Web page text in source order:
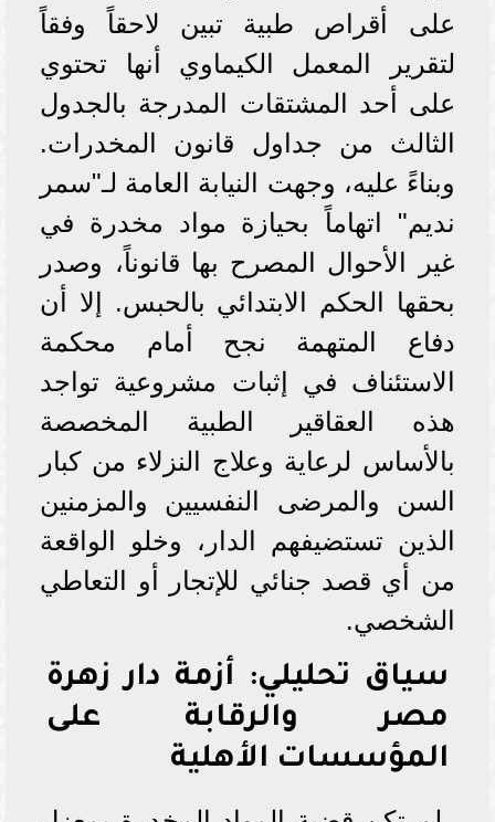
على أقراص طبية تبين لاحقاً وفقاً
لتقرير المعمل الكيماوي أنها تحتوي
على أحد المشتقات المدرجة بالجدول
الثالث من جداول قانون المخدرات.
وبناءً عليه، وجهت النيابة العامة لـ"سمر
نديم" اتهاماً بحيازة مواد مخدرة في
غير الأحوال المصرح بها قانوناً، وصدر
بحقها الحكم الابتدائي بالحبس. إلا أن
دفاع المتهمة نجح أمام محكمة
الاستئناف في إثبات مشروعية تواجد
هذه العقاقير الطبية المخصصة
بالأساس لرعاية وعلاج النزلاء من كبار
السن والمرضى النفسيين والمزمنين
الذين تستضيفهم الدار، وخلو الواقعة
من أي قصد جنائي للإتجار أو التعاطي
الشخصي.
سياق تحليلي: أزمة دار زهرة
مصر والرقابة على
المؤسسات الأهلية